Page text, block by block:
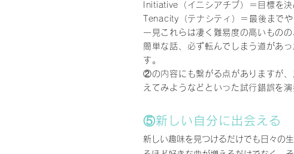
Initiative（イニシアチブ）＝目標を
Tenacity（テナシティ）＝最後まで
一見これらは凄く難易度の高いもの
簡単な話、必ず転んでしまう道があ
す。
②の内容にも繋がる点がありますが、
えてみようなどといった試行錯誤を
⑤新しい自分に出会える
新しい趣味を見つけるだけでも日々の